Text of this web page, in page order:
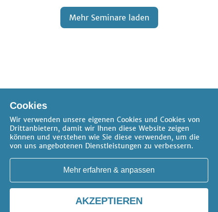
Mehr Seminare laden
Verfügbare Pakete
ImpressumKontaktCookie-Einstellungen
Cookies
Wir verwenden unsere eigenen Cookies und Cookies von
Drittanbietern, damit wir Ihnen diese Website zeigen
können und verstehen wie Sie diese verwenden, um die
von uns angebotenen Dienstleistungen zu verbessern.
AKZEPTIEREN
Mehr erfahren & anpassen